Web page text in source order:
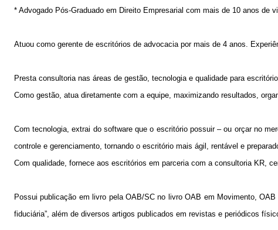
* Advogado Pós-Graduado em Direito Empresarial com mais de 10 anos de
Atuou como gerente de escritórios de advocacia por mais de 4 anos.
Presta consultoria nas áreas de gestão, tecnologia e qualidade para
Como gestão, atua diretamente com a equipe, maximizando resultados,
Com tecnologia, extrai do software que o escritório possuir – ou orçar no
controle e gerenciamento, tornando o escritório mais ágil, rentável e
Com qualidade, fornece aos escritórios em parceria com a consultoria KR,
Possui publicação em livro pela OAB/SC no livro OAB em Movimento,
fiduciária”, além de diversos artigos publicados em revistas e periódicos